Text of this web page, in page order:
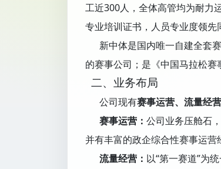
工近300人，全体高管均为耐力
专业培训证书，人员专业度领先
新中体是国内唯一自建全套
的赛事公司；是《中国马拉松赛
二、业务布局
公司现有赛事运营、流量经
赛事运营： 公司业务压舱石
并有丰富的政企综合性赛事运营
流量经营： 以“第一赛道”为